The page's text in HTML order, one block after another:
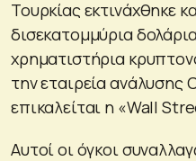
Τουρκίας εκτινάχθηκε
δισεκατομμύρια
χρηματιστήρια
την εταιρεία ανάλυσης
επικαλείται η «Wall
Αυτοί οι όγκοι